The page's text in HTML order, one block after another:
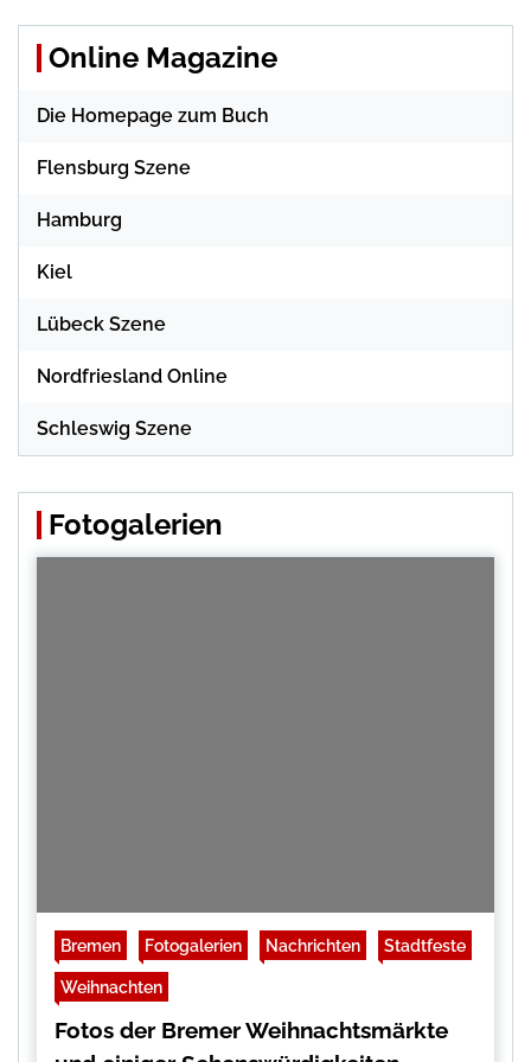
Online Magazine
Die Homepage zum Buch
Flensburg Szene
Hamburg
Kiel
Lübeck Szene
Nordfriesland Online
Schleswig Szene
Fotogalerien
Bremen Fotogalerien Nachrichten Stadtfeste
Weihnachten
Fotos der Bremer Weihnachtsmärkte